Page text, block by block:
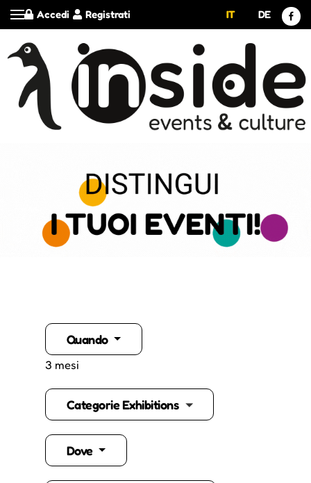
Registrati
Accedi IT DE
Quando
3 mesi
Categorie Exhibitions
Dove